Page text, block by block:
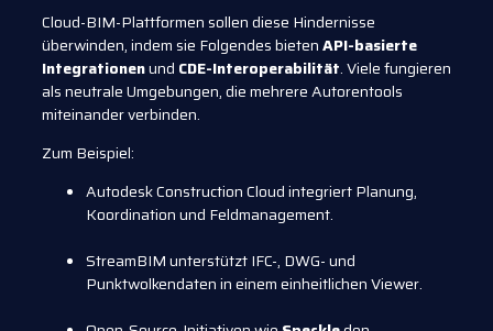
Cloud-BIM-Plattformen sollen diese Hindernisse
überwinden, indem sie Folgendes bietenAPI-basierte
Integrationenund CDE-Interoperabilität. Viele fungieren
als neutrale Umgebungen, die mehrere Autorentools
miteinander verbinden.
Zum Beispiel:
Autodesk Construction Cloud integriert Planung,
Koordination und Feldmanagement.
StreamBIM unterstützt IFC-, DWG- und
Punktwolkendaten in einem einheitlichen Viewer.